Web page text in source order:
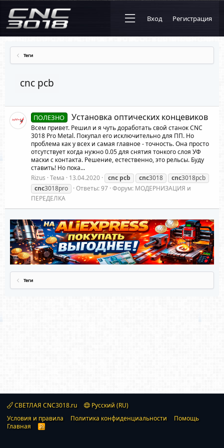
Вход Регистрация
Теги
cnc pcb
ПОЛЕЗНО Установка оптических концевиков
Всем привет. Решил и я чуть доработать свой станок CNC
3018 Pro Metal. Покупал его исключительно для ПП. Но
проблема как у всех и самая главное - точность. Она просто
отсутствует когда нужно 0.05 для снятия тонкого слоя УФ
маски с контакта. Решение, естественно, это рельсы. Буду
ставить! Но пока...
Rizus Тема 13.04.2020 cnc pcb cnc3018 cnc3018pcb
cnc3018pro Ответы: 97 Форум: МОДЕРНИЗАЦИЯ и
ПЕРЕДЕЛКА
Теги
СВЕТЛАЯ CNC3018.ru
Русский (RU)
Условия и правила
Политика конфиденциальности
Помощь
Главная
R
S